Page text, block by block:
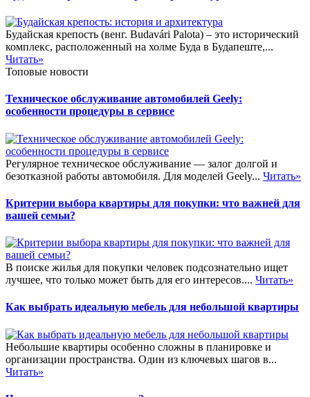
Будайская крепость (венг. Budavári Palota) – это исторический
комплекс, расположенный на холме Буда в Будапеште,...
Читать»
Топовые новости
Техническое обслуживание автомобилей Geely:
особенности процедуры в сервисе
Регулярное техническое обслуживание — залог долгой и
безотказной работы автомобиля. Для моделей Geely... Читать»
Критерии выбора квартиры для покупки: что важней для
вашей семьи?
В поиске жилья для покупки человек подсознательно ищет
лучшее, что только может быть для его интересов.... Читать»
Как выбрать идеальную мебель для небольшой квартиры
Небольшие квартиры особенно сложны в планировке и
организации пространства. Один из ключевых шагов в...
Читать»